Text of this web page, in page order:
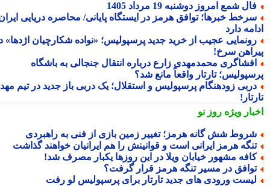
شمع امروز دوشنبه 19 مرداد 1405
خبرها؛ توافق هرمز در ایستگاه پایانی/ محاصره دریایی ایران
دارد
عجیب از خرید جدید پرسپولیس؛ «نواده شکارچیان اژدها» در
سرخ!
محمدمهدی زارع درباره انتقال جنجالی به باشگاه
تارتار واقعاً مانع شد؟
زودهنگام پرسپولیس و استقلال؛ یک دربی باز جدید در تیم مهدی
ویژهروز نو
شش گانه هرمز؛ تغییر زمین بازی از فنی به راهبردی
هرمز ایرانی است و قوانینش را هم ایرانیان خواهند گذاشت
مشهور خیابان ویلا در این روزها یکبار مصرف شد!
در مسیر تنگه هرمز قرار گرفت؟
ورودی های جدید تارتار برای پرسپولیس لو رفت